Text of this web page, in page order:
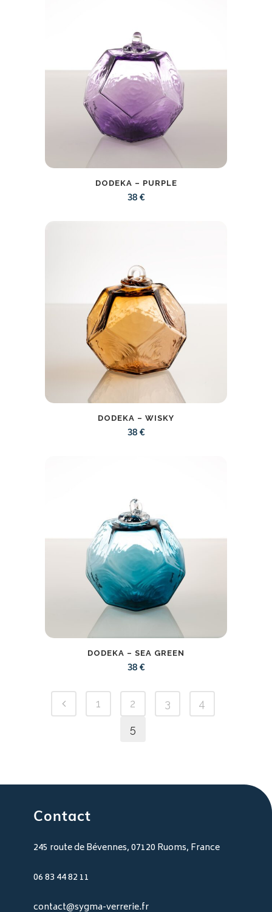
DODEKA – PURPLE
38 €
DODEKA – WISKY
38 €
DODEKA – SEA GREEN
38 €
1 2 3
4
5
Contact
245 route de Bévennes, 07120 Ruoms, France
06 83 44 82 11
contact@sygma-verrerie.fr